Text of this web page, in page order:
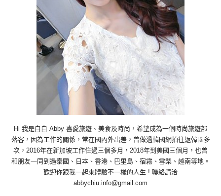
Hi 我是白白 Abby 喜愛旅遊、美食及時尚，希望成為一個時尚旅遊部
落客，因為工作的關係，常在國內外出差，曾做過韓國網拍往返韓國多
次，2016年在新加坡工作住過三個多月，2018年到美國三個月，也曾
和朋友一同到過泰國、日本、香港、巴里島、宿霧、雪梨、越南等地。
歡迎你跟我一起來體驗不一樣的人生 ! 聯絡請洽
abbychiu.info@gmail.com